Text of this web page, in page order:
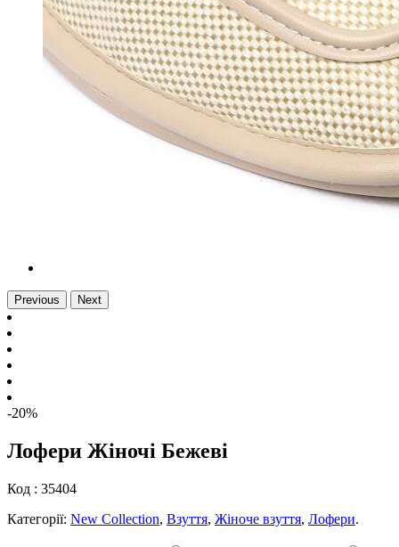
Previous Next
-20%
Лофери Жіночі Бежеві
Код : 35404
Категорії: New Collection, Взуття, Жіноче взуття, Лофери.